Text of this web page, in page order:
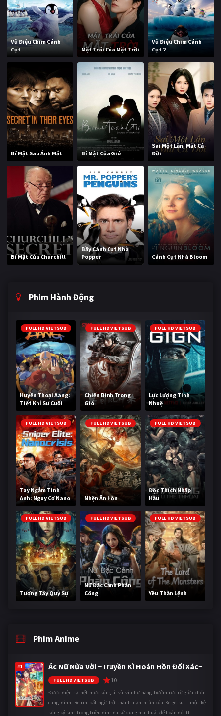
Vũ Điệu Chim Cánh
Cụt
Mặt Trái Của Mặt Trời
Vũ Điệu Chim Cánh
Cụt 2
Bí Mật Sau Ánh Mắt Bí Mật Của Gió
Sai Một Lần, Mất Cả
Đời
Bí Mật Của Churchill
Bầy Cánh Cụt Nhà
Popper
Cánh Cụt Nhà Bloom
Phim Hành Động
FULL HD VIETSUB
Huyền Thoại Aang:
Tiết Khí Sư Cuối
Cùng
FULL HD VIETSUB
Chiến Binh Trong
Gió
FULL HD VIETSUB
Lực Lượng Tinh
Nhuệ
FULL HD VIETSUB
Tay Ngắm Tinh
Anh: Nguy Cơ Nano
FULL HD VIETSUB
Nhện Ăn Hồn
FULL HD VIETSUB
Độc Thích Nhập
Hầu
FULL HD VIETSUB
Tương Tây Quỷ Sự
FULL HD VIETSUB
Nữ Đặc Cảnh Phản
Công
FULL HD VIETSUB
Yêu Thần Lệnh
Phim Anime
#1 Ác Nữ Nửa Vời ~Truyền Kì Hoán Hồn Đổi Xác~
FULL HD VIETSUB 10
Được điện hạ hết mực sủng ái và ví như nàng bướm rực rỡ giữa chốn
cung đình, Reirin bất ngờ trở thành nạn nhân của Keigetsu – một kẻ
sống ký sinh trong triều đình đã sử dụng ma thuật để hoán đổi th ...